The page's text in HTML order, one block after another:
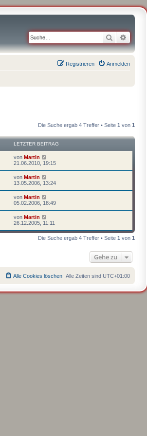
Suche
Anmelden
Registrieren
Die Suche ergab 4 Treffer • Seite 1 von 1
LETZTER BEITRAG
von Martin
21.06.2010, 19:15
von Martin
13.05.2006, 13:24
von Martin
05.02.2006, 18:49
von Martin
26.12.2005, 11:11
Die Suche ergab 4 Treffer • Seite 1 von 1
Gehe zu
Alle Zeiten sind UTC+01:00
Alle Cookies löschen